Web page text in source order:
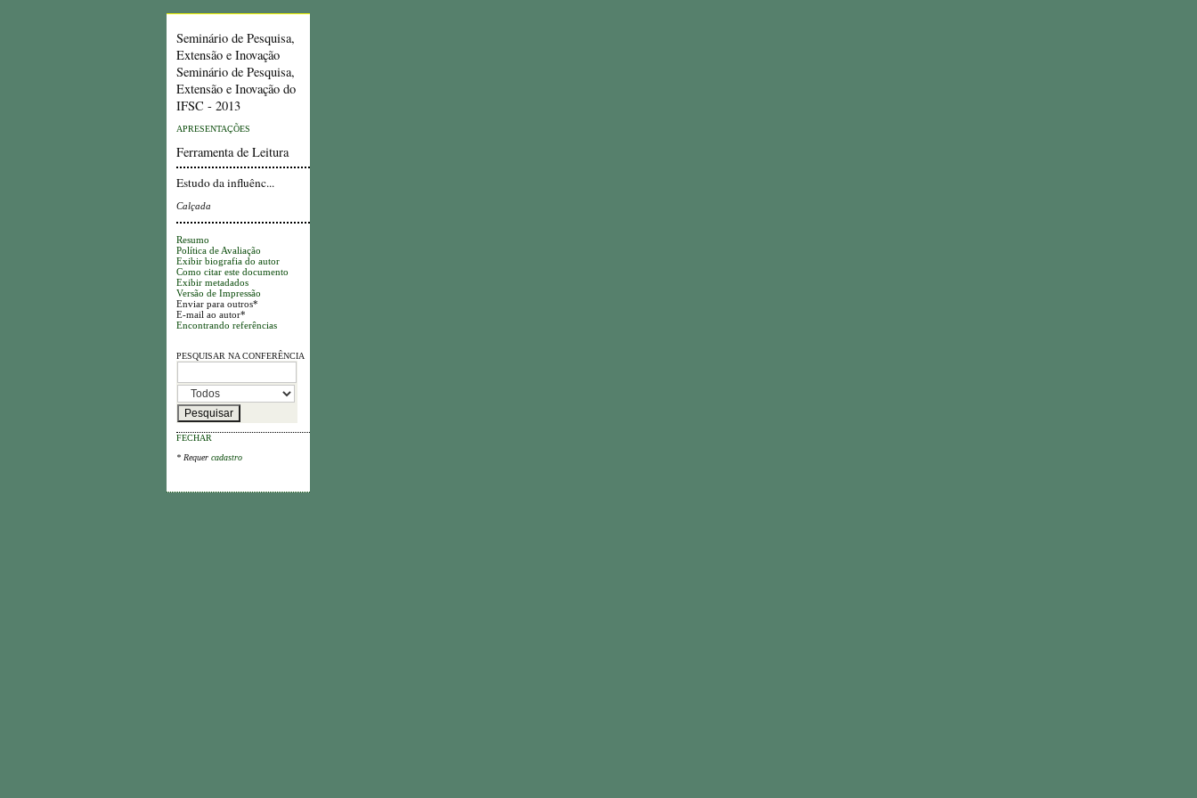
Seminário de Pesquisa,
Extensão e Inovação
Seminário de Pesquisa,
Extensão e Inovação do
IFSC - 2013
APRESENTAÇÕES
Ferramenta de Leitura
Estudo da influênc...
Calçada
Resumo
Política de Avaliação
Exibir biografia do autor
Como citar este documento
Exibir metadados
Versão de Impressão
Enviar para outros*
E-mail ao autor*
Encontrando referências
PESQUISAR NA CONFERÊNCIA
FECHAR
* Requercadastro